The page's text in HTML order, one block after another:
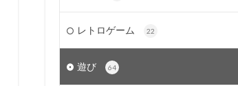
レトロゲーム 22
遊び 64